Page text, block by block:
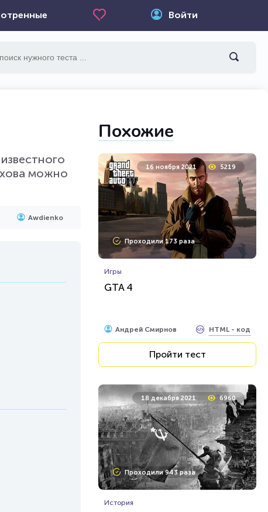
Войти
можно
Awdienko
Похожие
16 ноября 2021 5219
Проходили 173 раза
Игры
GTA 4
Андрей Смирнов HTML - код
Пройти тест
18 декабря 2021 6960
Проходили 943 раза
История